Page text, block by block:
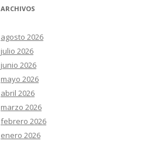
ARCHIVOS
agosto 2026
julio 2026
junio 2026
mayo 2026
abril 2026
marzo 2026
febrero 2026
enero 2026